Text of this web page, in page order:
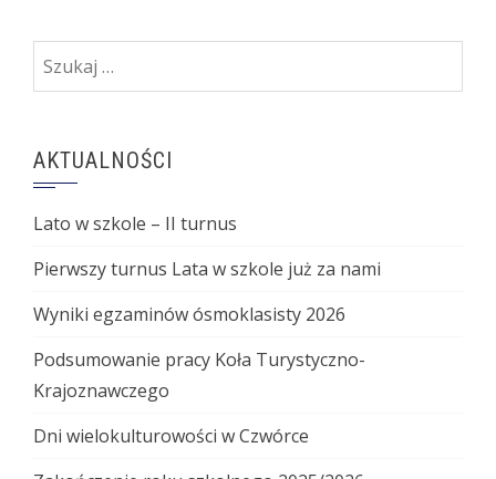
Szukaj:
AKTUALNOŚCI
Lato w szkole – II turnus
Pierwszy turnus Lata w szkole już za nami
Wyniki egzaminów ósmoklasisty 2026
Podsumowanie pracy Koła Turystyczno-
Krajoznawczego
Dni wielokulturowości w Czwórce